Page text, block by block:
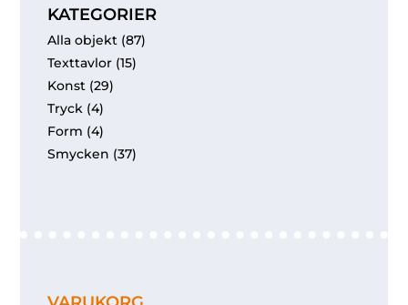
KATEGORIER
Alla objekt (87)
Texttavlor (15)
Konst (29)
Tryck (4)
Form (4)
Smycken (37)